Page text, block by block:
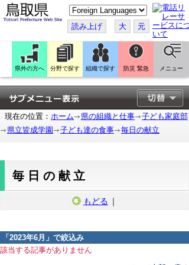
こ
の
ペ
ー
ジ
翻
訳
す
る
読み上げ 大 元
県外の方へ 分野で探す 組織で探す 防災 緊急 メニュー
現在の位置： ホーム 県の組織と仕事
子ども家庭部
県立皆成学園
子ども達の食事 毎日の献立
毎日の献立
もどる ｜
「 2023年6月 」で絞込み
該当する記事がありません